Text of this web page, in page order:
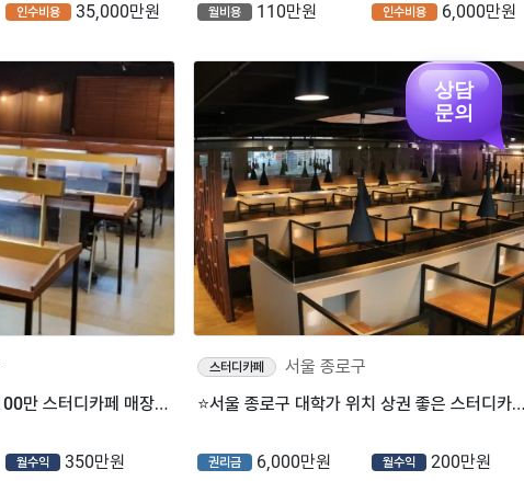
인수비용 35,000만원 월비용 110만원 인수비용 6,000만원
⭐서울 종로구 월매출 1,100만 스터디카페 매장을 소개합니다 ⭐
월수익 350만원
스터디카페
서울 종로구
⭐서울 종로구 대학가 위치 상권 좋은 스터디카페 매장을 소개합니다 ⭐
권리금 6,000만원 월수익 200만원
상담
문의